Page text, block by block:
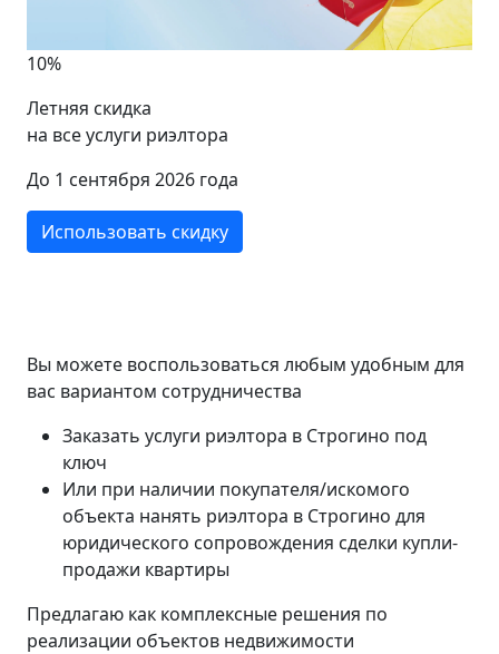
10%
Летняя скидка
на все услуги риэлтора
До 1 сентября 2026 года
Использовать скидку
Вы можете воспользоваться любым удобным для
вас вариантом сотрудничества
Заказать услуги риэлтора в Строгино под
ключ
Или при наличии покупателя/искомого
объекта нанять риэлтора в Строгино для
юридического сопровождения сделки купли-
продажи квартиры
Предлагаю как комплексные решения по
реализации объектов недвижимости